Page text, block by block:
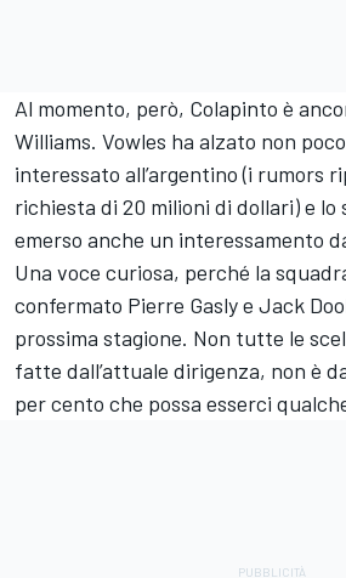
Al momento, però, Colapinto è
Williams. Vowles ha alzato non
interessato all’argentino (i rumors
richiesta di 20 milioni di dollari) e lo
emerso anche un interessamento
Una voce curiosa, perché la
confermato Pierre Gasly e Jack
prossima stagione. Non tutte le
fatte dall’attuale dirigenza, non è
per cento che possa esserci